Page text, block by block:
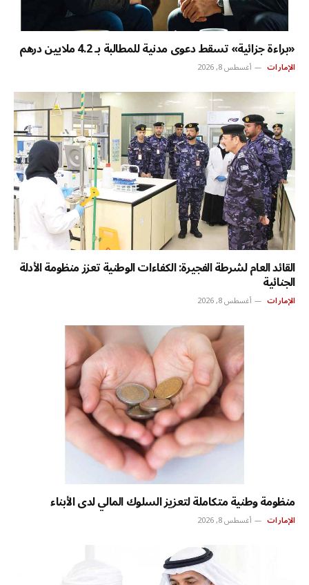
«براءة جزائية» تسقط دعوى مدنية للمطالبة بـ 4.2 ملايين درهم
الإمارات أغسطس 8, 2026
القائد العام لشرطة الفجيرة: الكفاءات الوطنية تعزز منظومة الأدلة
الجنائية
الإمارات أغسطس 8, 2026
منظومة وطنية متكاملة لتعزيز السلوك المالي لدى الأبناء
الإمارات أغسطس 8, 2026